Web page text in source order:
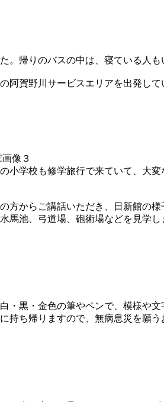
。帰りのバスの中は、寝ている人も
阿賀野川サービスエリアを出発し
小学校も修学旅行で来ていて、大
方からご講話いただき、日新館の
馬池、弓道場、砲術場などを見
・黒・金色の筆やペンで、模様や
持ち帰りますので、無病息災を願う